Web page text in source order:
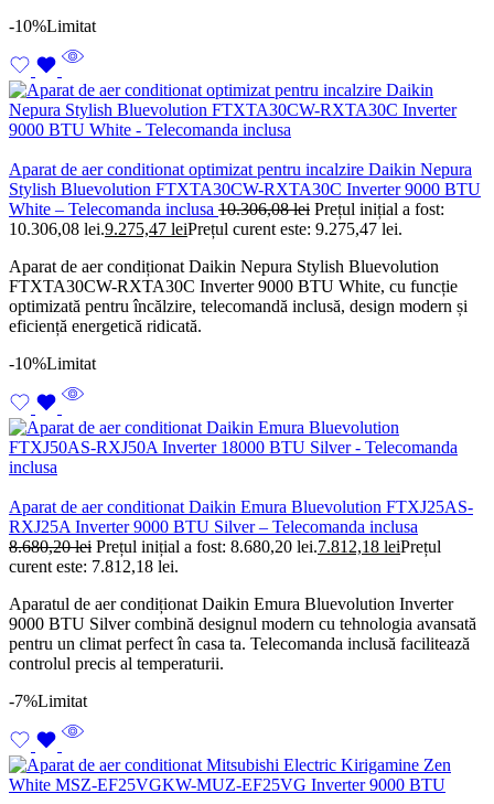
-10%Limitat
Aparat de aer conditionat optimizat pentru incalzire Daikin Nepura
Stylish Bluevolution FTXTA30CW-RXTA30C Inverter 9000 BTU
White – Telecomanda inclusa 10.306,08lei Prețul inițial a fost:
10.306,08 lei.9.275,47 leiPrețul curent este: 9.275,47 lei.
Aparat de aer condiționat Daikin Nepura Stylish Bluevolution
FTXTA30CW-RXTA30C Inverter 9000 BTU White, cu funcție
optimizată pentru încălzire, telecomandă inclusă, design modern și
eficiență energetică ridicată.
-10%Limitat
Aparat de aer conditionat Daikin Emura Bluevolution FTXJ25AS-
RXJ25A Inverter 9000 BTU Silver – Telecomanda inclusa
8.680,20lei Prețul inițial a fost: 8.680,20 lei.7.812,18 leiPrețul
curent este: 7.812,18 lei.
Aparatul de aer condiționat Daikin Emura Bluevolution Inverter
9000 BTU Silver combină designul modern cu tehnologia avansată
pentru un climat perfect în casa ta. Telecomanda inclusă facilitează
controlul precis al temperaturii.
-7%Limitat